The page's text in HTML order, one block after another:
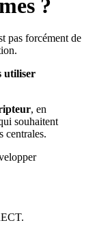
?
pas forcément de
utiliser
, en
souhaitent
centrales.